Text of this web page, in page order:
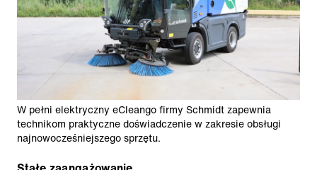
W pełni elektryczny eCleango firmy Schmidt zapewnia
technikom praktyczne doświadczenie w zakresie obsługi
najnowocześniejszego sprzętu.